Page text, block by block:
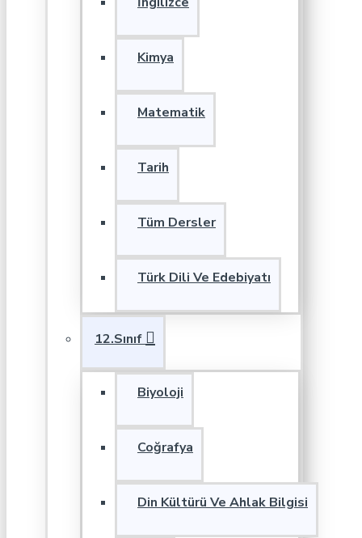
Kimya
Matematik
Tarih
Tüm Dersler
Türk Dili Ve Edebiyatı
12.Sınıf
Biyoloji
Coğrafya
Din Kültürü Ve Ahlak Bilgisi